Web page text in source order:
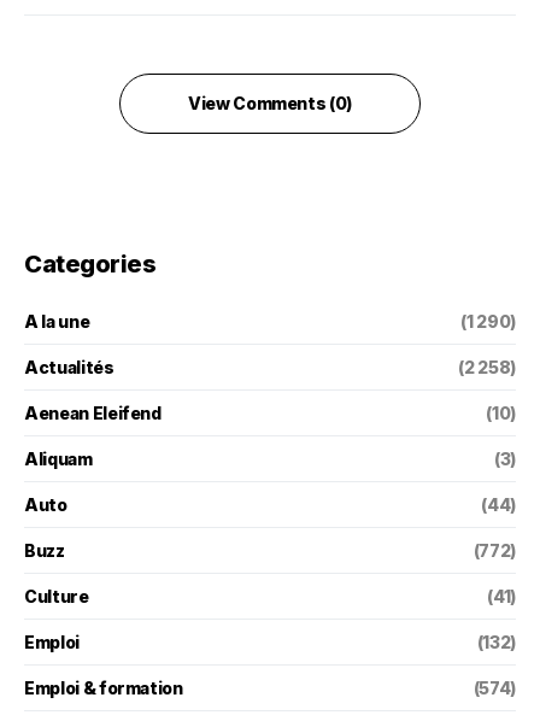
View Comments (0)
Categories
A la une (1 290)
Actualités (2 258)
Aenean Eleifend (10)
Aliquam (3)
Auto (44)
Buzz (772)
Culture (41)
Emploi (132)
Emploi & formation (574)